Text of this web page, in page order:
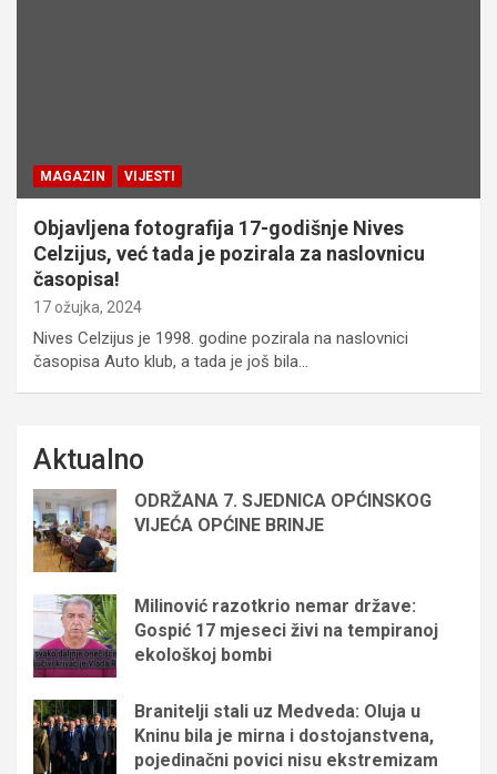
MAGAZIN VIJESTI
Objavljena fotografija 17-godišnje Nives
Celzijus, već tada je pozirala za naslovnicu
časopisa!
17 ožujka, 2024
Nives Celzijus je 1998. godine pozirala na naslovnici
časopisa Auto klub, a tada je još bila…
Aktualno
ODRŽANA 7. SJEDNICA OPĆINSKOG
VIJEĆA OPĆINE BRINJE
Milinović razotkrio nemar države:
Gospić 17 mjeseci živi na tempiranoj
ekološkoj bombi
Branitelji stali uz Medveda: Oluja u
Kninu bila je mirna i dostojanstvena,
pojedinačni povici nisu ekstremizam